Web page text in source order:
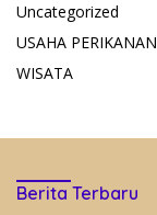
Uncategorized
USAHA PERIKANAN
WISATA
Berita Terbaru